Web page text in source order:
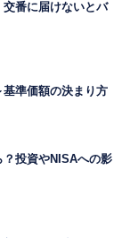
交番に届けないとバ
準価額の決まり方
投資やNISAへの影